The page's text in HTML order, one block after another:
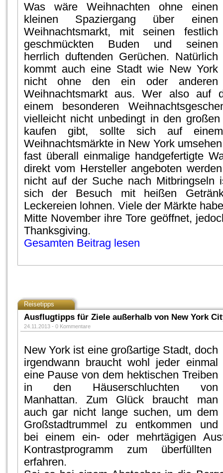
Was wäre Weihnachten ohne einen
kleinen Spaziergang über einen
Weihnachtsmarkt, mit seinen festlich
geschmückten Buden und seinen
herrlich duftenden Gerüchen. Natürlich
kommt auch eine Stadt wie New York
nicht ohne den ein oder anderen
Weihnachtsmarkt aus. Wer also auf
einem besonderen
vielleicht nicht unbedingt in den
kaufen gibt, sollte sich auf
Weihnachtsmärkte in New York
fast überall einmalige handgefertigte
direkt vom Hersteller angeboten
nicht auf der Suche nach Mitbringseln
sich der Besuch mit heißen
Leckereien lohnen. Viele der Märkte
Mitte November ihre Tore geöffnet,
Thanksgiving.
Gesamten Beitrag lesen
Reisetipps
Ausflugtipps für Ziele außerhalb von New York
24.11.2013 - 0 Kommentare
New York ist eine großartige Stadt, doch
irgendwann braucht wohl jeder einmal
eine Pause von dem hektischen Treiben
in den Häuserschluchten von
Manhattan. Zum Glück braucht man
auch gar nicht lange suchen, um dem
Großstadtrummel zu entkommen und
bei einem ein- oder mehrtägigen
Kontrastprogramm zum
erfahren.